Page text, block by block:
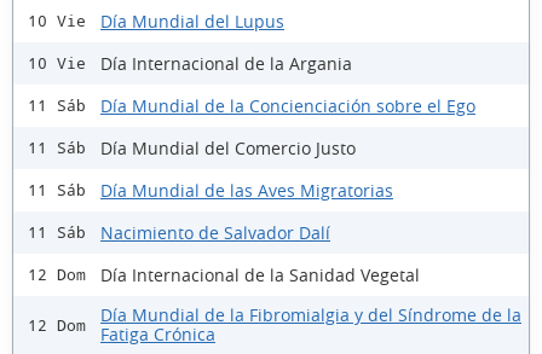
10 Vie Día Mundial del Lupus
10 Vie Día Internacional de la Argania
11 Sáb Día Mundial de la Concienciación sobre el Ego
11 Sáb Día Mundial del Comercio Justo
11 Sáb Día Mundial de las Aves Migratorias
11 Sáb Nacimiento de Salvador Dalí
12 Dom Día Internacional de la Sanidad Vegetal
12 Dom
Día Mundial de la Fibromialgia y del Síndrome de la
Fatiga Crónica